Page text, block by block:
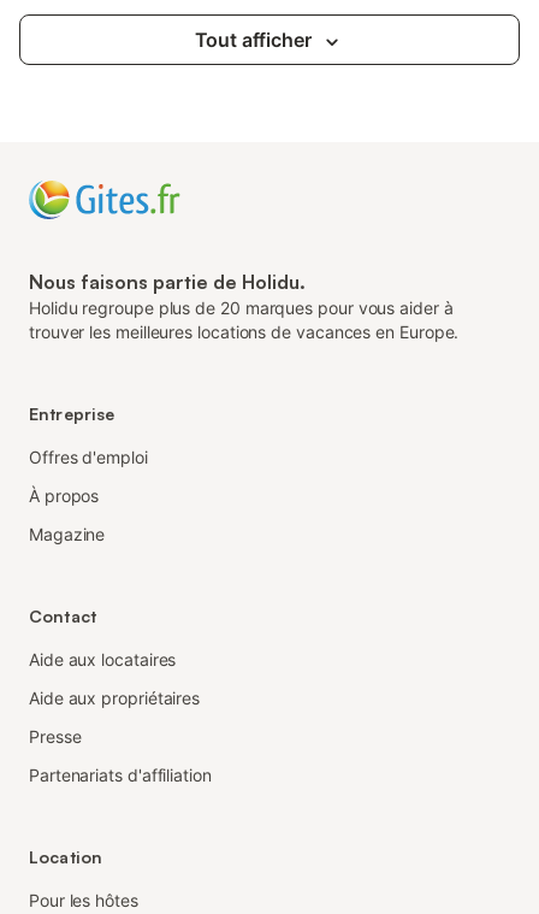
Tout afficher
Nous faisons partie de Holidu.
Holidu regroupe plus de 20 marques pour vous aider à
trouver les meilleures locations de vacances en Europe.
Entreprise
Offres d'emploi
À propos
Magazine
Contact
Aide aux locataires
Aide aux propriétaires
Presse
Partenariats d'affiliation
Location
Pour les hôtes